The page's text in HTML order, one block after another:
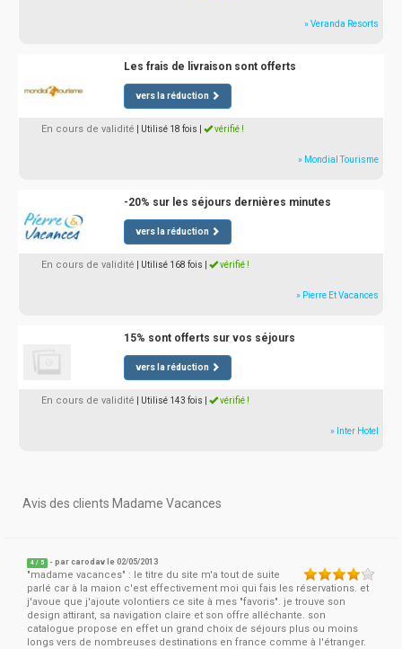
» Veranda Resorts
Les frais de livraison sont offerts
vers la réduction
En cours de validité | Utilisé 18 fois vérifié !
» Mondial Tourisme
-20% sur les séjours dernières minutes
vers la réduction
En cours de validité | Utilisé 168 fois vérifié !
» Pierre Et Vacances
15% sont offerts sur vos séjours
vers la réduction
En cours de validité | Utilisé 143 fois vérifié !
» Inter Hotel
Avis des clients Madame Vacances
4 / 5 - parcarodav le 02/05/2013
"madame vacances" : le titre du site m'a tout de suite
parlé car à la maion c'est effectivement moi qui fais les réservations. et
j'avoue que j'ajoute volontiers ce site à mes "favoris". je trouve son
design attirant, sa navigation claire et son offre alléchante. son
catalogue propose en effet un grand choix de séjours plus ou moins
longs vers de nombreuses destinations en france comme à l'étranger.